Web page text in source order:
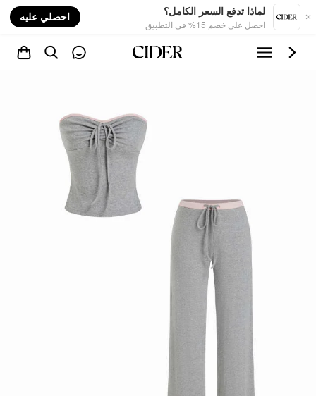
لماذا تدفع السعر الكامل؟
احصل على خصم 15% في التطبيق
احصلي عليه